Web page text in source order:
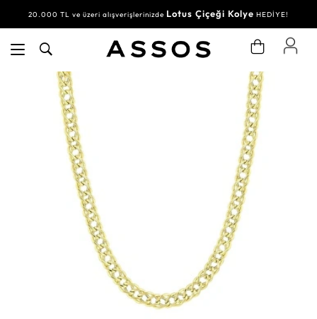
20.000 TL ve üzeri alışverişlerinizde Lotus Çiçeği Kolye HEDİYE!